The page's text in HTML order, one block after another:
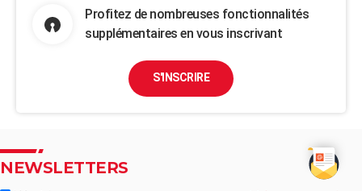
Profitez de nombreuses fonctionnalités
supplémentaires en vous inscrivant
S'INSCRIRE
NEWSLETTERS